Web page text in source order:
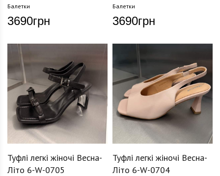
Балетки
3690грн
Балетки
3690грн
Туфлі легкі жіночі Весна-
Літо 6-W-0705
Туфлі легкі жіночі Весна-
Літо 6-W-0704